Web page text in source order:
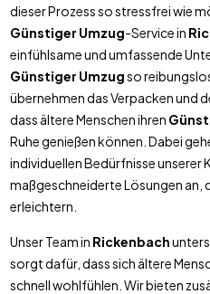
dieser Prozess so stressfrei wie
Günstiger Umzug-Service in
einfühlsame und umfassende
Günstiger Umzugso
übernehmen das Verpacken und
dass ältere Menschen ihren
Ruhe genießen können. Dabei
individuellen Bedürfnisse unserer
maßgeschneiderte Lösungen an,
erleichtern.
Unser Team in Rickenbach
sorgt dafür, dass sich ältere
schnell wohlfühlen. Wir bieten